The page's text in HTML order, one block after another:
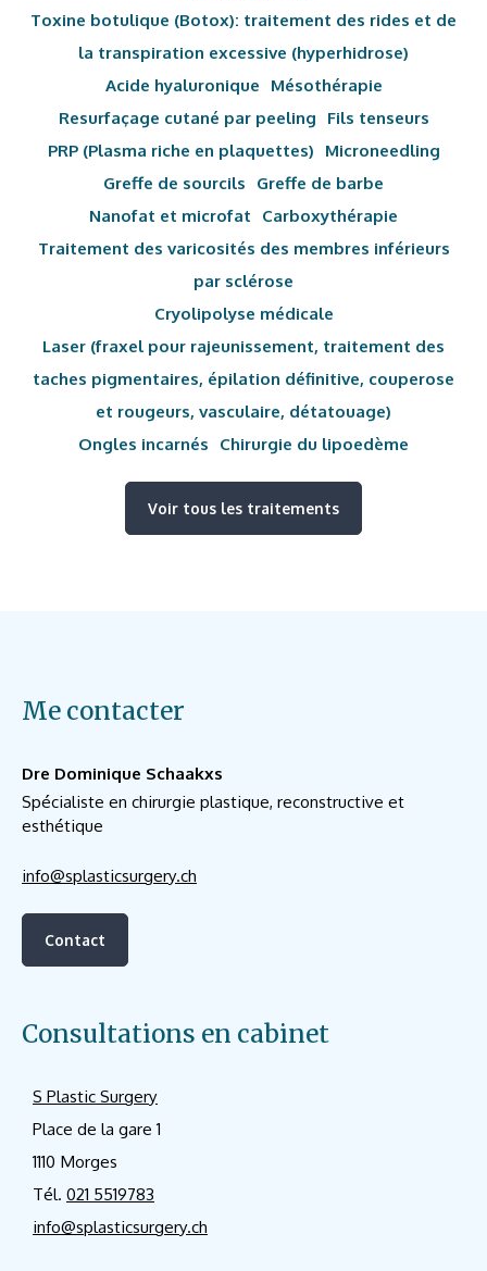
Toxine botulique (Botox): traitement des rides et de
la transpiration excessive (hyperhidrose)
Acide hyaluronique Mésothérapie
Resurfaçage cutané par peeling Fils tenseurs
PRP (Plasma riche en plaquettes) Microneedling
Greffe de sourcils Greffe de barbe
Nanofat et microfat Carboxythérapie
Traitement des varicosités des membres inférieurs
par sclérose
Cryolipolyse médicale
Laser (fraxel pour rajeunissement, traitement des
taches pigmentaires, épilation définitive, couperose
et rougeurs, vasculaire, détatouage)
Ongles incarnés Chirurgie du lipoedème
Voir tous les traitements
Me contacter
Dre Dominique Schaakxs
Spécialiste en chirurgie plastique, reconstructive et
esthétique
info@splasticsurgery.ch
Contact
Consultations en cabinet
S Plastic Surgery
Place de la gare 1
1110 Morges
Tél. 021 5519783
info@splasticsurgery.ch